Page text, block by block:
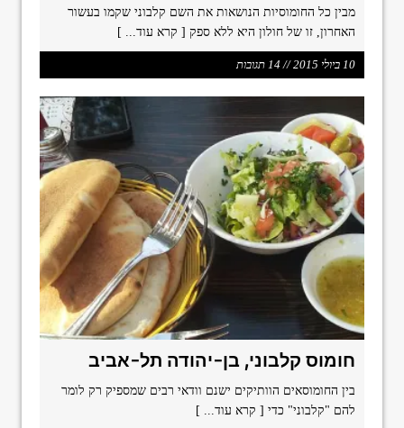
מבין כל החומוסיות הנושאות את השם קלבוני שקמו בעשור
האחרון, זו של חולון היא ללא ספק [ קרא עוד... ]
10 ביולי 2015 // 14 תגובות
חומוס קלבוני, בן-יהודה תל-אביב
בין החומוסאים הוותיקים ישנם וודאי רבים שמספיק רק לומר
להם "קלבוני" כדי [ קרא עוד... ]